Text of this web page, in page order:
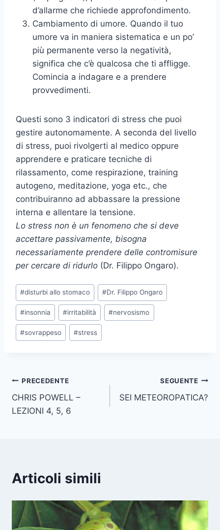
d’allarme che richiede approfondimento.
Cambiamento di umore. Quando il tuo
umore va in maniera sistematica e un po’
più permanente verso la negatività,
significa che c’è qualcosa che ti affligge.
Comincia a indagare e a prendere
provvedimenti.
Questi sono 3 indicatori di stress che puoi
gestire autonomamente. A seconda del livello
di stress, puoi rivolgerti al medico oppure
apprendere e praticare tecniche di
rilassamento, come respirazione, training
autogeno, meditazione, yoga etc., che
contribuiranno ad abbassare la pressione
interna e allentare la tensione.
Lo stress non è un fenomeno che si deve
accettare passivamente, bisogna
necessariamente prendere delle contromisure
per cercare di ridurlo (Dr. Filippo Ongaro).
Tag
articolo:
#disturbi allo stomaco #Dr. Filippo Ongaro
#insonnia #irritabilità #nervosismo
#sovrappeso #stress
Navigazione
articoli
PRECEDENTE
CHRIS POWELL –
LEZIONI 4, 5, 6
SEGUENTE
SEI METEOROPATICA?
Articoli simili